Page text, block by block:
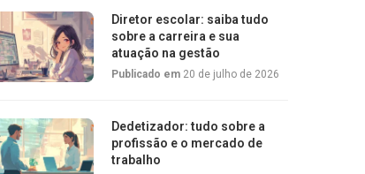
Diretor escolar: saiba tudo
sobre a carreira e sua
atuação na gestão
Publicado em 20 de julho de 2026
Dedetizador: tudo sobre a
profissão e o mercado de
trabalho